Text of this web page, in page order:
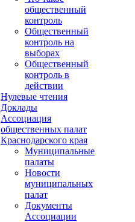
общественный
контроль
Общественный
контроль на
выборах
Общественный
контроль в
действии
Нулевые чтения
Доклады
Ассоциация
общественных палат
Краснодарского края
Муниципальные
палаты
Новости
муниципальных
палат
Документы
Ассоциации